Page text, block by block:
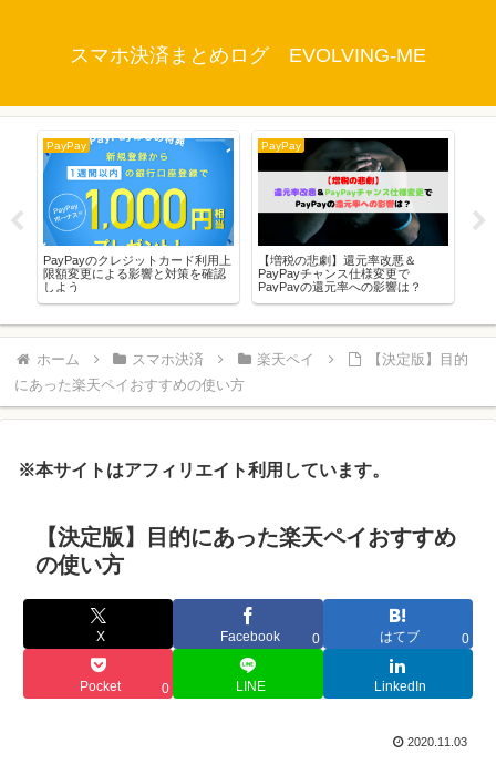
スマホ決済まとめログ EVOLVING-ME
PayPay
PayPayのクレジットカード利用上
限額変更による影響と対策を確認
しよう
PayPay
【増税の悲劇】還元率改悪＆
PayPayチャンス仕様変更で
PayPayの還元率への影響は？
ホーム スマホ決済 楽天ペイ
【決定版】目的
にあった楽天ペイおすすめの使い方
※本サイトはアフィリエイト利用しています。
【決定版】目的にあった楽天ペイおすすめ
の使い方
X Facebook 0 はてブ 0
Pocket 0 LINE LinkedIn
2020.11.03